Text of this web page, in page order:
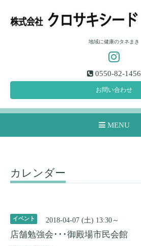
地域に健康のタネまき
0550-82-1456
お問い合わせ
MENU
カレンダー
イベント 2018-04-07 (土) 13:30～
店舗勉強会･･･御殿場市民会館